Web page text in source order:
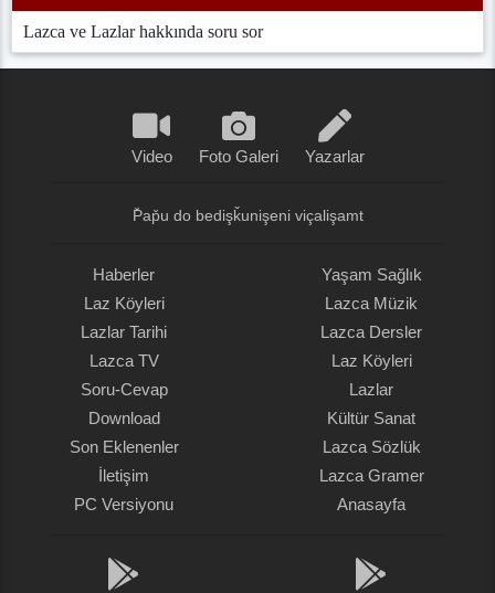
Lazca ve Lazlar hakkında soru sor
Video Foto Galeri Yazarlar
P̌ap̌u do bedişǩunişeni viçalişamt
Haberler
Laz Köyleri
Lazlar Tarihi
Lazca TV
Soru-Cevap
Download
Son Eklenenler
İletişim
PC Versiyonu
Yaşam Sağlık
Lazca Müzik
Lazca Dersler
Laz Köyleri
Lazlar
Kültür Sanat
Lazca Sözlük
Lazca Gramer
Anasayfa